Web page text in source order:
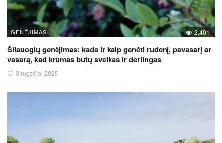
GENĖJIMAS 2,401
Šilauogių genėjimas: kada ir kaip genėti rudenį, pavasarį ar
vasarą, kad krūmas būtų sveikas ir derlingas
3 rugsėjo, 2025